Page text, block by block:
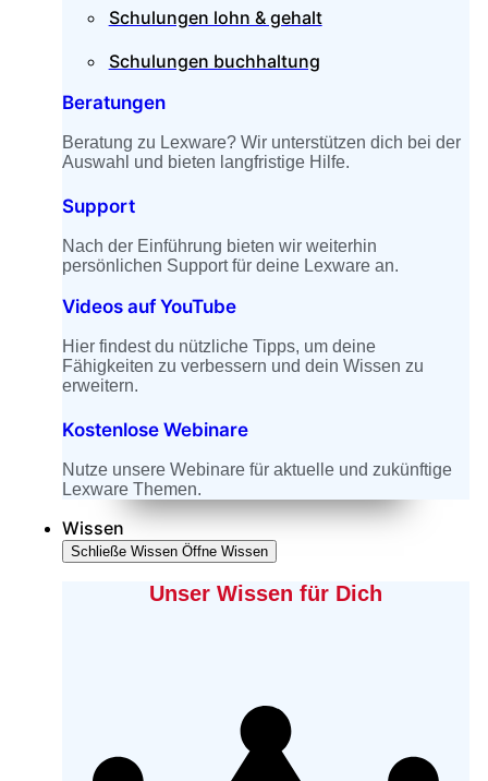
Schulungen lohn & gehalt
Schulungen buchhaltung
Beratungen
Beratung zu Lexware? Wir unterstützen dich bei der
Auswahl und bieten langfristige Hilfe.
Support
Nach der Einführung bieten wir weiterhin
persönlichen Support für deine Lexware an.
Videos auf YouTube
Hier findest du nützliche Tipps, um deine
Fähigkeiten zu verbessern und dein Wissen zu
erweitern.
Kostenlose Webinare
Nutze unsere Webinare für aktuelle und zukünftige
Lexware Themen.
Wissen
Schließe Wissen Öffne Wissen
Unser Wissen für Dich